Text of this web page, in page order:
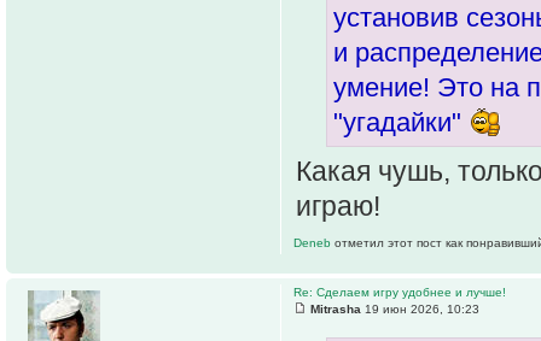
установив
и
умение! Это на
"угадайки"
Какая чушь,
играю!
Deneb отметил этот пост как
Re: Сделаем игру удобнее и лучше!
Mitrasha 19 июн 2026, 10:23